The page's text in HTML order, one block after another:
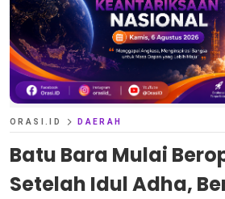
ORASI.ID DAERAH
Batu Bara Mulai
Setelah Idul Adha,